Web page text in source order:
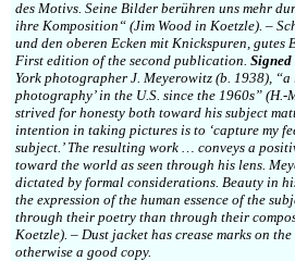
des Motivs. Seine Bilder berühren uns mehr
ihre Komposition“ (Jim Wood in Koetzle). –
und den oberen Ecken mit Knickspuren, gutes
First edition of the second publication.
York photographer J. Meyerowitz (b. 1938),
photography’ in the U.S. since the 1960s”
strived for honesty both toward his subject
intention in taking pictures is to ‘capture my
subject.’ The resulting work … conveys a
toward the world as seen through his lens.
dictated by formal considerations. Beauty in
the expression of the human essence of the
through their poetry than through their
Koetzle). – Dust jacket has crease marks on
otherwise a good copy.